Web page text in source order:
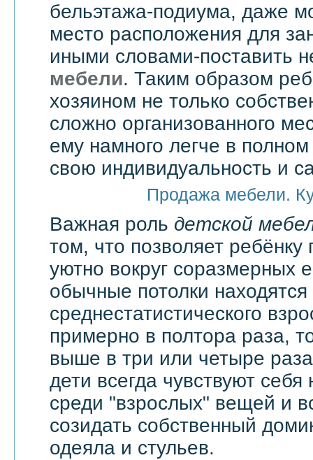
бельэтажа-подиума, даже
место расположения для
иными словами-поставить
мебели. Таким образом
хозяином не только
сложно организованного
ему намного легче в
свою индивидуальность и
Продажа мебели.
Важная роль детской
том, что позволяет ребёнку
уютно вокруг соразмерных
обычные потолки
среднестатистического
примерно в полтора раза,
выше в три или четыре
дети всегда чувствуют
среди "взрослых" вещей и
созидать собственный
одеяла и стульев.